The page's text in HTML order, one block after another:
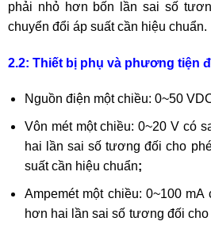
phải nhỏ hơn bốn lần sai số
chuyển đổi áp suất cần hiệu chuẩn.
2.2: Thiết bị phụ và phương tiện
Nguồn điện một chiều: 0~50
Vôn mét một chiều: 0~20 V có
hai lần sai số tương đối cho
suất cần hiệu chuẩn;
Ampemét một chiều: 0~100
hơn hai lần sai số tương đối